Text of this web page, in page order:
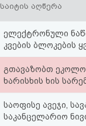
საიტის აღწერა
ელექტრონული
კვების ბლოკების
გთავაზობთ
ხარისხის ხის
საოფისე ავეჯი,
საკანცელარიო